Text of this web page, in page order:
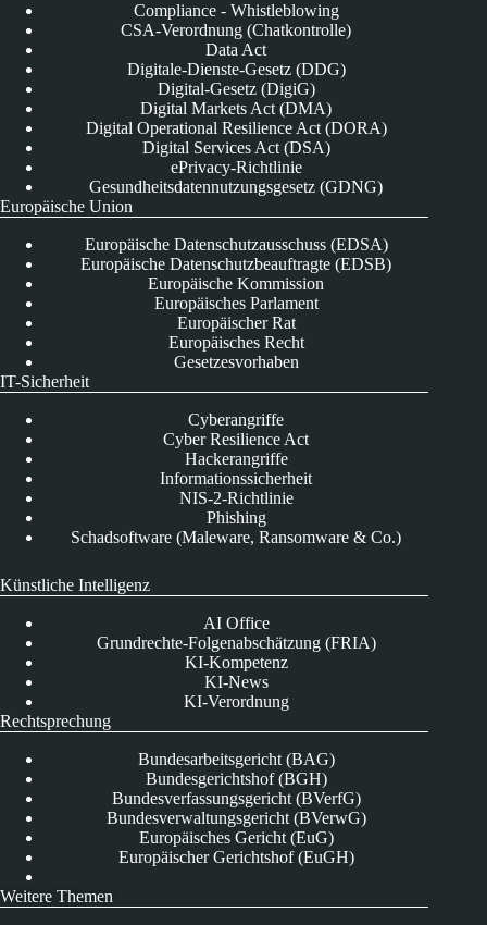
Compliance - Whistleblowing
CSA-Verordnung (Chatkontrolle)
Data Act
Digitale-Dienste-Gesetz (DDG)
Digital-Gesetz (DigiG)
Digital Markets Act (DMA)
Digital Operational Resilience Act (DORA)
Digital Services Act (DSA)
ePrivacy-Richtlinie
Gesundheitsdatennutzungsgesetz (GDNG)
Europäische Union
Europäische Datenschutzausschuss (EDSA)
Europäische Datenschutzbeauftragte (EDSB)
Europäische Kommission
Europäisches Parlament
Europäischer Rat
Europäisches Recht
Gesetzesvorhaben
IT-Sicherheit
Cyberangriffe
Cyber Resilience Act
Hackerangriffe
Informationssicherheit
NIS-2-Richtlinie
Phishing
Schadsoftware (Maleware, Ransomware & Co.)
Künstliche Intelligenz
AI Office
Grundrechte-Folgenabschätzung (FRIA)
KI-Kompetenz
KI-News
KI-Verordnung
Rechtsprechung
Bundesarbeitsgericht (BAG)
Bundesgerichtshof (BGH)
Bundesverfassungsgericht (BVerfG)
Bundesverwaltungsgericht (BVerwG)
Europäisches Gericht (EuG)
Europäischer Gerichtshof (EuGH)
Weitere Themen